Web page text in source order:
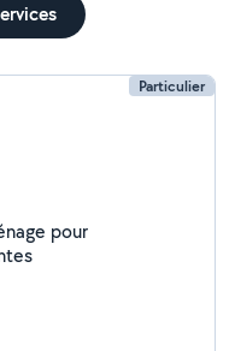
Particulier
pour